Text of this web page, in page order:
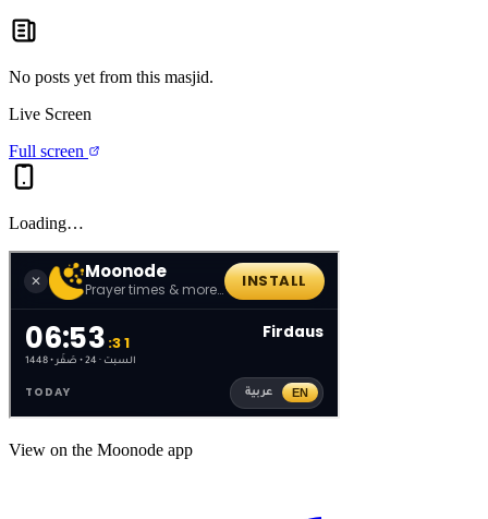
No posts yet from this masjid.
Live Screen
Full screen
Loading…
View on the Moonode app